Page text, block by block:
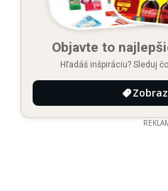
Objavte to
Hľadáš inšpiráciu? Sleduj